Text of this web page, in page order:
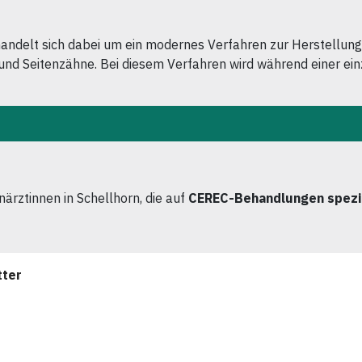
sich dabei um ein modernes Verfahren zur
Seitenzähne. Bei diesem Verfahren wird während einer
in Schellhorn, die auf CEREC-Behandlungen